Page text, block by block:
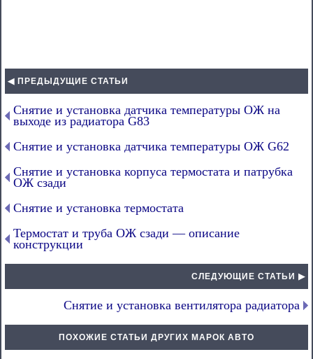
◀ ПРЕДЫДУЩИЕ СТАТЬИ
Снятие и установка датчика температуры ОЖ на
выходе из радиатора G83
Снятие и установка датчика температуры ОЖ G62
Снятие и установка корпуса термостата и патрубка
ОЖ сзади
Снятие и установка термостата
Термостат и труба ОЖ сзади — описание
конструкции
СЛЕДУЮЩИЕ СТАТЬИ ▶
Снятие и установка вентилятора радиатора
ПОХОЖИЕ СТАТЬИ ДРУГИХ МАРОК АВТО